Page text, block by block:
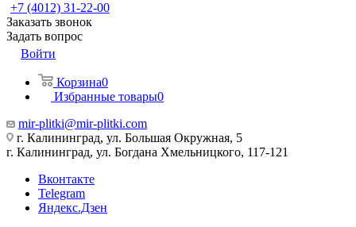
+7 (4012) 31-22-00
Заказать звонок
Задать вопрос
Войти
Корзина0
Избранные товары0
mir-plitki@mir-plitki.com
г. Калининград, ул. Большая Окружная, 5
г. Калининград, ул. Богдана Хмельницкого, 117-121
Вконтакте
Telegram
Яндекс.Дзен